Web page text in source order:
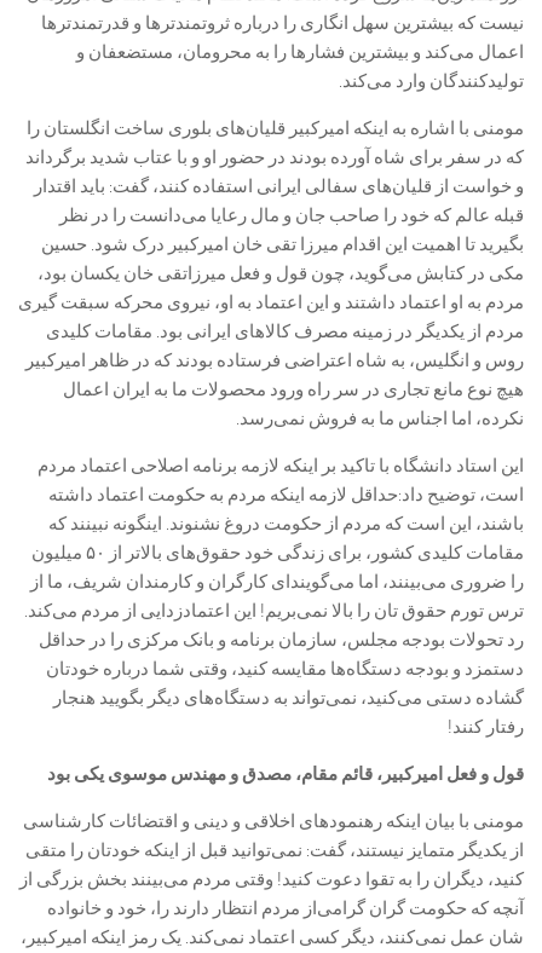
نیست که بیشترین سهل انگاری را درباره ثروتمندتر‌ها و قدرتمندتر‌ها
اعمال می‌کند و بیشترین فشار‌ها را به محرومان، مستضعفان و
تولیدکنندگان وارد می‌کند.
مومنی با اشاره به اینکه امیرکبیر قلیان‌های بلوری ساخت انگلستان را
که در سفر برای شاه آورده بودند در حضور او و با عتاب شدید برگرداند
و خواست از قلیان‌های سفالی ایرانی استفاده کنند، گفت: باید اقتدار
قبله عالم که خود را صاحب جان و مال رعایا می‌دانست را در نظر
بگیرید تا اهمیت این اقدام میرزا تقی خان امیرکبیر درک شود. حسین
مکی در کتابش می‌گوید، چون قول و فعل میرزاتقی خان یکسان بود،
مردم به او اعتماد داشتند و این اعتماد به او، نیروی محرکه سبقت گیری
مردم از یکدیگر در زمینه مصرف کالا‌های ایرانی بود. مقامات کلیدی
روس و انگلیس، به شاه اعتراضی فرستاده بودند که در ظاهر امیرکبیر
هیچ نوع مانع تجاری در سر راه ورود محصولات ما به ایران اعمال
نکرده، اما اجناس ما به فروش نمی‌رسد.
این استاد دانشگاه با تاکید بر اینکه لازمه برنامه اصلاحی اعتماد مردم
است، توضیح داد:حداقل لازمه اینکه مردم به حکومت اعتماد داشته
باشند، این است که مردم از حکومت دروغ نشنوند. اینگونه نبینند که
مقامات کلیدی کشور، برای زندگی خود حقوق‌های بالاتر از ۵۰ میلیون
را ضروری می‌بینند، اما می‌گویند‌ای کارگران و کارمندان شریف، ما از
ترس تورم حقوق تان را بالا نمی‌بریم! این اعتمادزدایی از مردم می‌کند.
رد تحولات بودجه مجلس، سازمان برنامه و بانک مرکزی را در حداقل
دستمزد و بودجه دستگاه‌ها مقایسه کنید، وقتی شما درباره خودتان
گشاده دستی می‌کنید، نمی‌تواند به دستگاه‌های دیگر بگویید هنجار
رفتار کنند!
قول و فعل امیرکبیر، قائم مقام، مصدق و مهندس موسوی یکی بود
مومنی با بیان اینکه رهنمود‌های اخلاقی و دینی و اقتضائات کارشناسی
از یکدیگر متمایز نیستند، گفت: نمی‌توانید قبل از اینکه خودتان را متقی
کنید، دیگران را به تقوا دعوت کنید! وقتی مردم می‌بینند بخش بزرگی از
آنچه که حکومت گران گرامی‌از مردم انتظار دارند را، خود و خانواده
شان عمل نمی‌کنند، دیگر کسی اعتماد نمی‌کند. یک رمز اینکه امیرکبیر،